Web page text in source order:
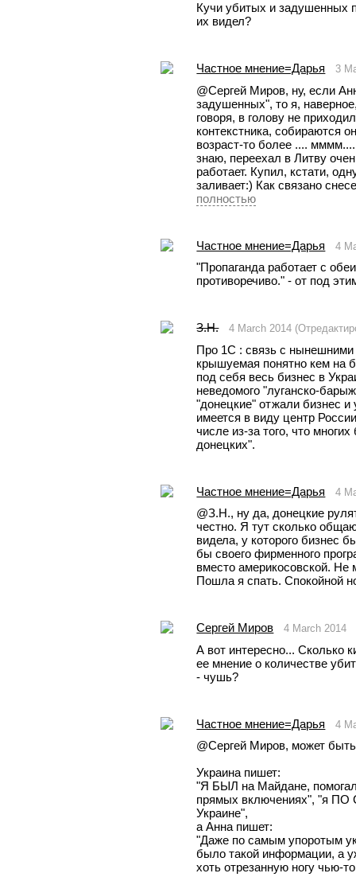
Кучи убитых и задушенных
их видел?
Частное мнение=Дарья 3
@Сергей Миров, ну, если
задушенных", то я,
говоря, в голову не
контекстника, собираются
возраст-то более ....
знаю, переехал в Литву
работает. Купил, кстати,
заливает:) Как связано
полностью
Частное мнение=Дарья 4
"Пропаганда работает с
противоречиво." - от под
З.Н. 4 March 2014
Про 1С : связь с
крышуемая понятно кем на
под себя весь бизнес в
неведомого "луганско-
"донецкие" отжали бизнес
имеется в виду центр
числе из-за того, что
донецких".
Частное мнение=Дарья 4
@З.Н., ну да, донецкие
честно. Я тут сколько
видела, у которого бизнес
бы своего фирменного
вместо америкосовской. Не
Пошла я спать. Спокойной
Сергей Миров 4 March 2014
А вот интересно... Сколько
ее мнение о количестве
- чушь?
Частное мнение=Дарья 4
@Сергей Миров, может
Украина пишет:
"Я БЫЛ на Майдане,
прямых включениях", "я
Украине",
а Анна пишет:
"Даже по самым упоротым
было такой информации, а
хоть отрезанную ногу чью-